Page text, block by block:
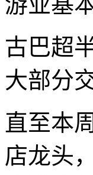
古巴超
大部分
直至本
店龙头